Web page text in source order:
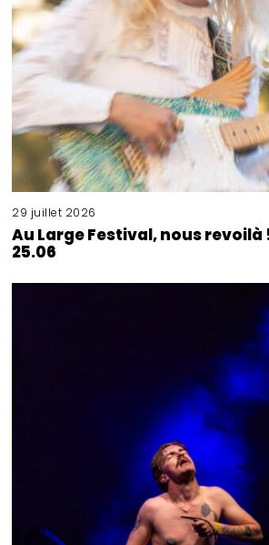
29 juillet 2026
Au Large Festival, nous revoilà
25.06